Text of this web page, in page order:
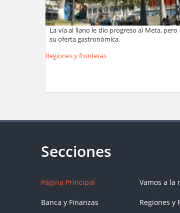
La vía al llano le dio progreso al Meta, pero
su oferta gastronómica.
Regiones y fronteras
Página Principal
Banca y Finanzas
Vamos a la
Regiones y